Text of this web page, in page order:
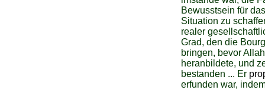
Bewusstsein für
Situation zu
realer
Grad, den die
bringen, bevor
heranbildete, und
bestanden ... Er
erfunden war,